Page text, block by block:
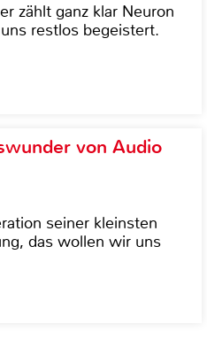
zählt ganz klar Neuron
restlos begeistert.
von Audio
seiner kleinsten
das wollen wir uns